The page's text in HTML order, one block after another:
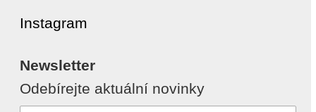
Instagram
Newsletter
Odebírejte aktuální novinky